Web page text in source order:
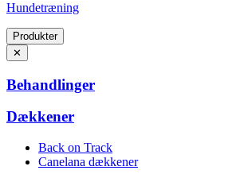
Hundetræning
Produkter
✕
Behandlinger
Dækkener
Back on Track
Canelana dækkener